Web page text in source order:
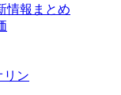
情報まとめ
リン